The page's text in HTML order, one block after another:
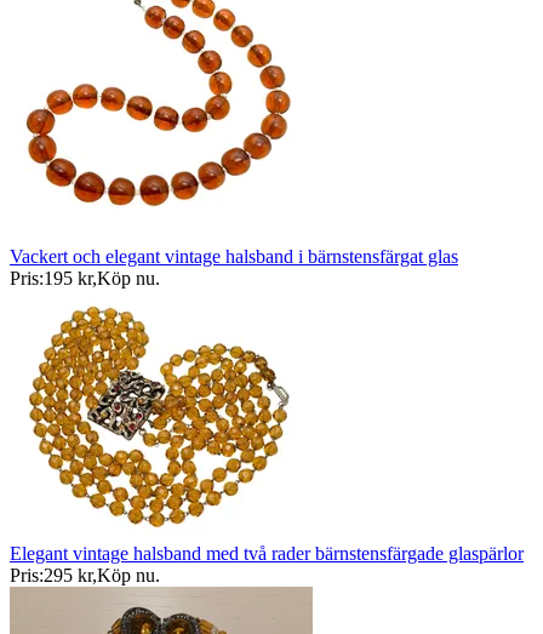
Vackert och elegant vintage halsband i bärnstensfärgat glas
Pris:195 kr,Köp nu.
Elegant vintage halsband med två rader bärnstensfärgade glaspärlor
Pris:295 kr,Köp nu.